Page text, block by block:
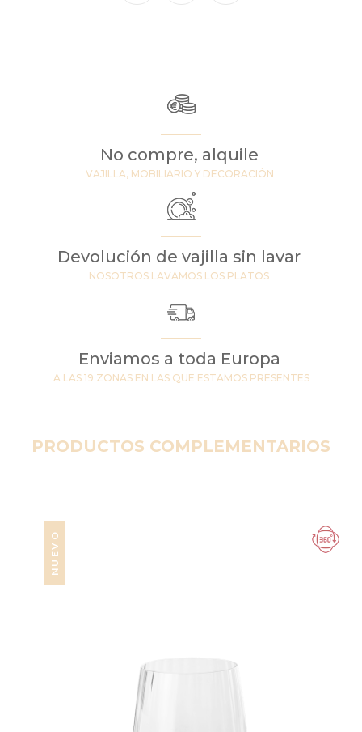
No compre, alquile
VAJILLA, MOBILIARIO Y DECORACIÓN
Devolución de vajilla sin lavar
NOSOTROS LAVAMOS LOS PLATOS
Enviamos a toda Europa
A LAS 19 ZONAS EN LAS QUE ESTAMOS PRESENTES
PRODUCTOS COMPLEMENTARIOS
NUEVO